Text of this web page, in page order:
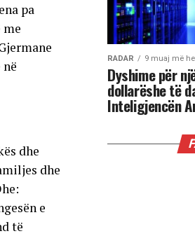
pa
me
dhe
dhe
e
të
RADAR 9 muaj më
Dyshime për
dollarëshe të
Inteligjencën